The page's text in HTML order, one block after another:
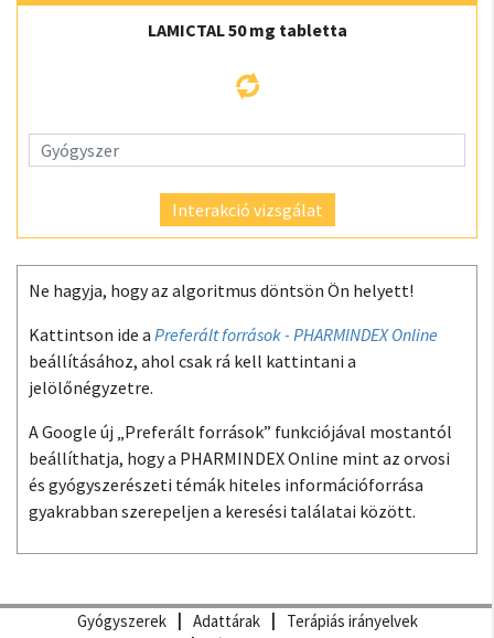
LAMICTAL 50 mg tabletta
Interakció vizsgálat
Ne hagyja, hogy az algoritmus döntsön Ön helyett!
Kattintson ide a Preferált források - PHARMINDEX Online
beállításához, ahol csak rá kell kattintani a
jelölőnégyzetre.
A Google új „Preferált források” funkciójával mostantól
beállíthatja, hogy a PHARMINDEX Online mint az orvosi
és gyógyszerészeti témák hiteles információforrása
gyakrabban szerepeljen a keresési találatai között.
Gyógyszerek Adattárak
Terápiás irányelvek